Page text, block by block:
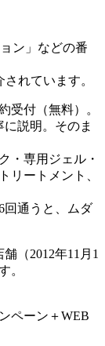
ン」などの番
れています。
受付（無料）。
説明。そのま
・専用ジェル・
リートメント、
回通うと、ムダ
（2012年11月1
。
ペーン＋WEB